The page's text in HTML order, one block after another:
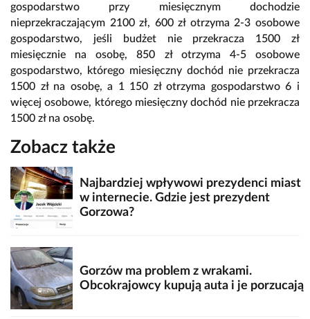
gospodarstwo przy miesięcznym dochodzie
nieprzekraczającym 2100 zł, 600 zł otrzyma 2-3 osobowe
gospodarstwo, jeśli budżet nie przekracza 1500 zł
miesięcznie na osobę, 850 zł otrzyma 4-5 osobowe
gospodarstwo, którego miesięczny dochód nie przekracza
1500 zł na osobę, a 1 150 zł otrzyma gospodarstwo 6 i
więcej osobowe, którego miesięczny dochód nie przekracza
1500 zł na osobę.
Zobacz także
Najbardziej wpływowi prezydenci miast
w internecie. Gdzie jest prezydent
Gorzowa?
Gorzów ma problem z wrakami.
Obcokrajowcy kupują auta i je porzucają